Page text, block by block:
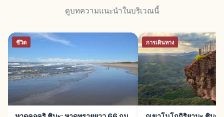
ดูบทความแนะนำในบริเวณนี้
ชีวิต การเดินทาง